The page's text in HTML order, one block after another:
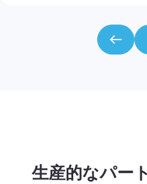
生産的なパー